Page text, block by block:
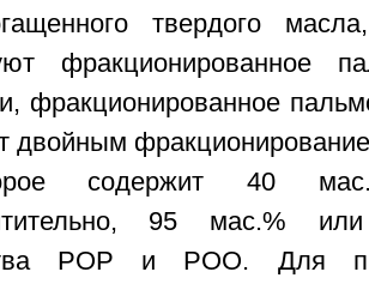
твердого
фракционированное
фракционированное
двойным
содержит 40
95 мас.%
POP и POO. Для